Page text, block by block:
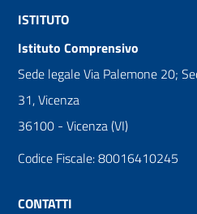
ISTITUTO
Istituto Comprensivo
Sede legale Via Palemone 20;
31, Vicenza
36100 - Vicenza (VI)
Codice Fiscale: 80016410245
CONTATTI